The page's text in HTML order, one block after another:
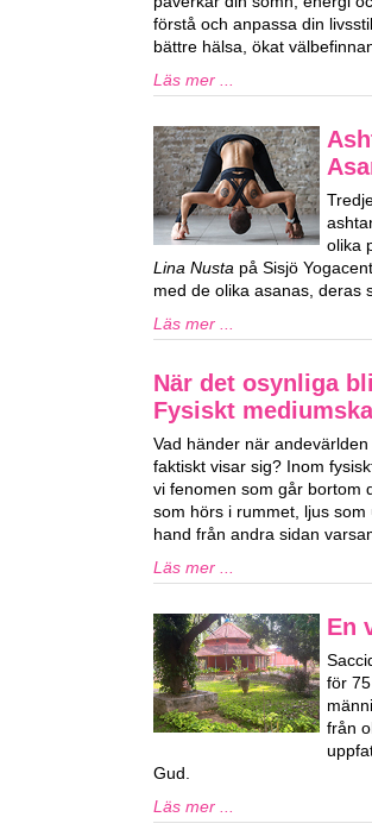
förstå och anpassa din
bättre hälsa, ökat
Läs mer ...
olika
Lina Nusta på Sisjö
med de olika asanas, deras
Läs mer ...
När det osynliga
Fysiskt
Vad händer när
faktiskt visar sig? Inom
vi fenomen som går bortom
som hörs i rummet, ljus
hand från andra sidan
Läs mer ...
En
för
från
Gud.
Läs mer ...